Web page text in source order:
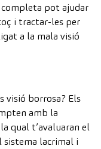
pot ajudar
i tractar-les per
a la mala visió
visió borrosa? Els
amb la
qual t’avaluaran el
sistema lacrimal i